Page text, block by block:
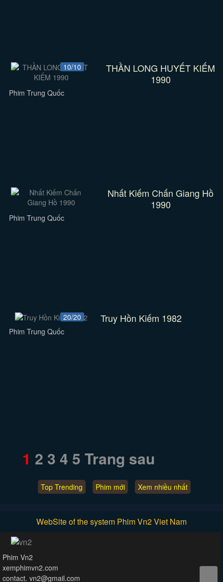
10/10
THẦN LONG HUYẾT KIẾM
1990
Phim Trung Quốc
Nhất Kiếm Chấn Giang Hồ
1990
Phim Trung Quốc
20/20 Truy Hồn Kiếm 1982
Phim Trung Quốc
1 2 3 4 5 Trang sau
Top Trending Phim mới Xem nhiều nhất
WebSite of the system Phim Vn2 Viet Nam
Phim Vn2
xemphimvn2.com
contact. vn2@gmail.com